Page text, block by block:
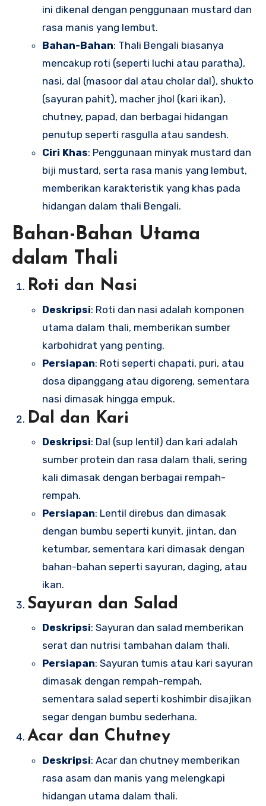
ini dikenal dengan penggunaan mustard dan
rasa manis yang lembut.
Bahan-Bahan: Thali Bengali biasanya
mencakup roti (seperti luchi atau paratha),
nasi, dal (masoor dal atau cholar dal), shukto
(sayuran pahit), macher jhol (kari ikan),
chutney, papad, dan berbagai hidangan
penutup seperti rasgulla atau sandesh.
Ciri Khas: Penggunaan minyak mustard dan
biji mustard, serta rasa manis yang lembut,
memberikan karakteristik yang khas pada
hidangan dalam thali Bengali.
Bahan-Bahan Utama
dalam Thali
Roti dan Nasi
Deskripsi: Roti dan nasi adalah komponen
utama dalam thali, memberikan sumber
karbohidrat yang penting.
Persiapan: Roti seperti chapati, puri, atau
dosa dipanggang atau digoreng, sementara
nasi dimasak hingga empuk.
Dal dan Kari
Deskripsi: Dal (sup lentil) dan kari adalah
sumber protein dan rasa dalam thali, sering
kali dimasak dengan berbagai rempah-
rempah.
Persiapan: Lentil direbus dan dimasak
dengan bumbu seperti kunyit, jintan, dan
ketumbar, sementara kari dimasak dengan
bahan-bahan seperti sayuran, daging, atau
ikan.
Sayuran dan Salad
Deskripsi: Sayuran dan salad memberikan
serat dan nutrisi tambahan dalam thali.
Persiapan: Sayuran tumis atau kari sayuran
dimasak dengan rempah-rempah,
sementara salad seperti koshimbir disajikan
segar dengan bumbu sederhana.
Acar dan Chutney
Deskripsi: Acar dan chutney memberikan
rasa asam dan manis yang melengkapi
hidangan utama dalam thali.